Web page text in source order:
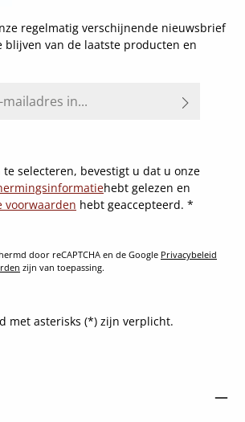
regelmatig verschijnende nieuwsbrief
blijven van de laatste producten en
te selecteren, bevestigt u dat u onze
hebt gelezen en
voorwaarden hebt geaccepteerd. *
door reCAPTCHA en de Google Privacybeleid
zijn van toepassing.
met asterisks (*) zijn verplicht.